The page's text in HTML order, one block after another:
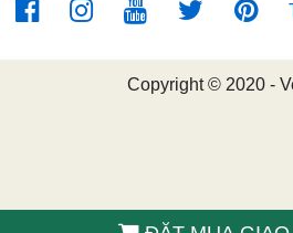
Copyright © 2020 -